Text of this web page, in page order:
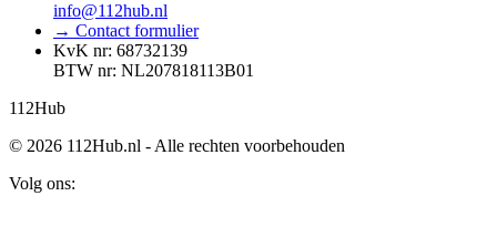
info@112hub.nl
→ Contact formulier
KvK nr: 68732139
BTW nr: NL207818113B01
112Hub
© 2026 112Hub.nl - Alle rechten voorbehouden
Volg ons: